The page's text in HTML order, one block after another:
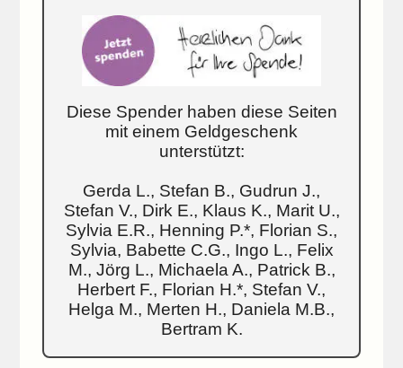
Diese Spender haben diese Seiten
mit einem Geldgeschenk
unterstützt:
Gerda L., Stefan B., Gudrun J.,
Stefan V., Dirk E., Klaus K., Marit U.,
Sylvia E.R., Henning P.*, Florian S.,
Sylvia, Babette C.G., Ingo L., Felix
M., Jörg L., Michaela A., Patrick B.,
Herbert F., Florian H.*, Stefan V.,
Helga M., Merten H., Daniela M.B.,
Bertram K.